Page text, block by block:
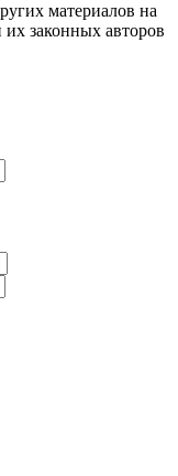
материалов на
их законных авторов